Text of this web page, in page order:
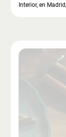
Interior, en